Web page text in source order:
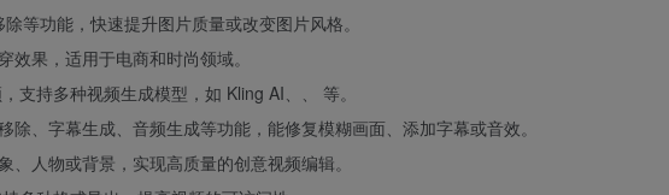
等功能，快速提升图片质量或改变图片风格。
效果，适用于电商和时尚领域。
支持多种视频生成模型，如 Kling AI、、 等。
除、字幕生成、音频生成等功能，能修复模糊画面、添加字幕或音效。
、人物或背景，实现高质量的创意视频编辑。